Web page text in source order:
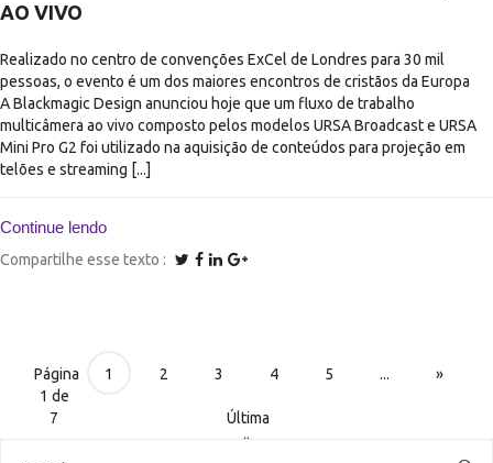
AO VIVO
Realizado no centro de convenções ExCel de Londres para 30 mil
pessoas, o evento é um dos maiores encontros de cristãos da Europa
A Blackmagic Design anunciou hoje que um fluxo de trabalho
multicâmera ao vivo composto pelos modelos URSA Broadcast e URSA
Mini Pro G2 foi utilizado na aquisição de conteúdos para projeção em
telões e streaming [...]
Continue lendo
Compartilhe esse texto
Página
1 de
7
1 2 3 4 5 ... »
Última
»